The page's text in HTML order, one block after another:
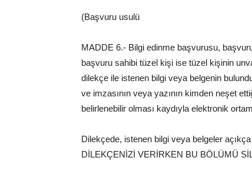
(Başvuru usulü
MADDE 6.- Bilgi edinme başvurusu,
başvuru sahibi tüzel kişi ise tüzel kişinin
dilekçe ile istenen bilgi veya belgenin
ve imzasının veya yazının kimden neşet
belirlenebilir olması kaydıyla elektronik
Dilekçede, istenen bilgi veya belgeler
DİLEKÇENİZİ VERİRKEN BU BÖLÜMÜ